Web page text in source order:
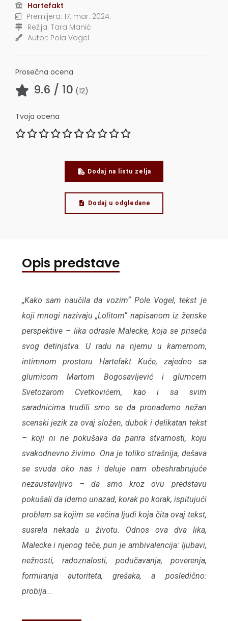
Hartefakt
Premijera: 17. mar. 2024.
Režija: Tara Manić
Autor: Pola Vogel
Prosečna ocena
9.6 / 10 (12)
Tvoja ocena
Dodaj na listu zelja
Dodaj u odgledane
Opis predstave
„Kako sam naučila da vozim“ Pole Vogel, tekst je
koji mnogi nazivaju „Lolitom“ napisanom iz ženske
perspektive – lika odrasle Malecke, koja se priseća
svog detinjstva. U radu na njemu u kamernom,
intimnom prostoru Hartefakt Kuće, zajedno sa
glumicom Martom Bogosavljević i glumcem
Svetozarom Cvetkovićem, kao i sa svim
saradnicima trudili smo se da pronađemo nežan
scenski jezik za ovaj složen, dubok i delikatan tekst
– koji ni ne pokušava da parira stvarnosti, koju
svakodnevno živimo. Ona je toliko strašnija, dešava
se svuda oko nas i deluje nam obeshrabrujuće
nezaustavljivo – da smo kroz ovu predstavu
pokušali da idemo unazad, korak po korak, ispitujući
problem sa kojim se većina ljudi koja čita ovaj tekst,
susrela nekada u životu. Odnos ova dva lika,
Malecke i njenog teče, pun je ambivalencija: ljubavi,
nežnosti, radoznalosti, podučavanja, poverenja,
formiranja autoriteta, grešaka, a posledično:
probija...